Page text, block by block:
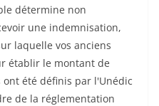
détermine non
une indemnisation,
laquelle vos anciens
établir le montant de
été définis par l'Unédic
de la réglementation